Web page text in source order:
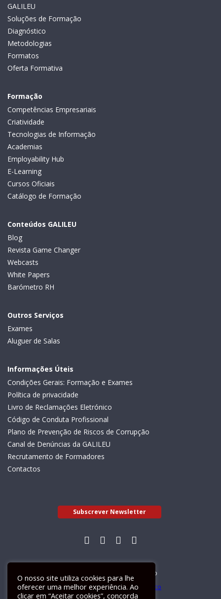
GALILEU
Soluções de Formação
Diagnóstico
Metodologias
Formatos
Oferta Formativa
Formação
Competências Empresariais
Criatividade
Tecnologias de Informação
Academias
Employability Hub
E-Learning
Cursos Oficiais
Catálogo de Formação
Conteúdos GALILEU
Blog
Revista Game Changer
Webcasts
White Papers
Barómetro RH
Outros Serviços
Exames
Aluguer de Salas
Informações Úteis
Condições Gerais: Formação e Exames
Política de privacidade
Livro de Reclamações Eletrónico
Código de Conduta Profissional
Plano de Prevenção de Riscos de Corrupção
Canal de Denúncias da GALILEU
Recrutamento de Formadores
Contactos
Subscrever Newsletter
Livro de Reclamações Electrónico
O nosso site utiliza cookies para lhe
oferecer uma melhor experiência. Ao
clicar em “Aceitar cookies”, concorda